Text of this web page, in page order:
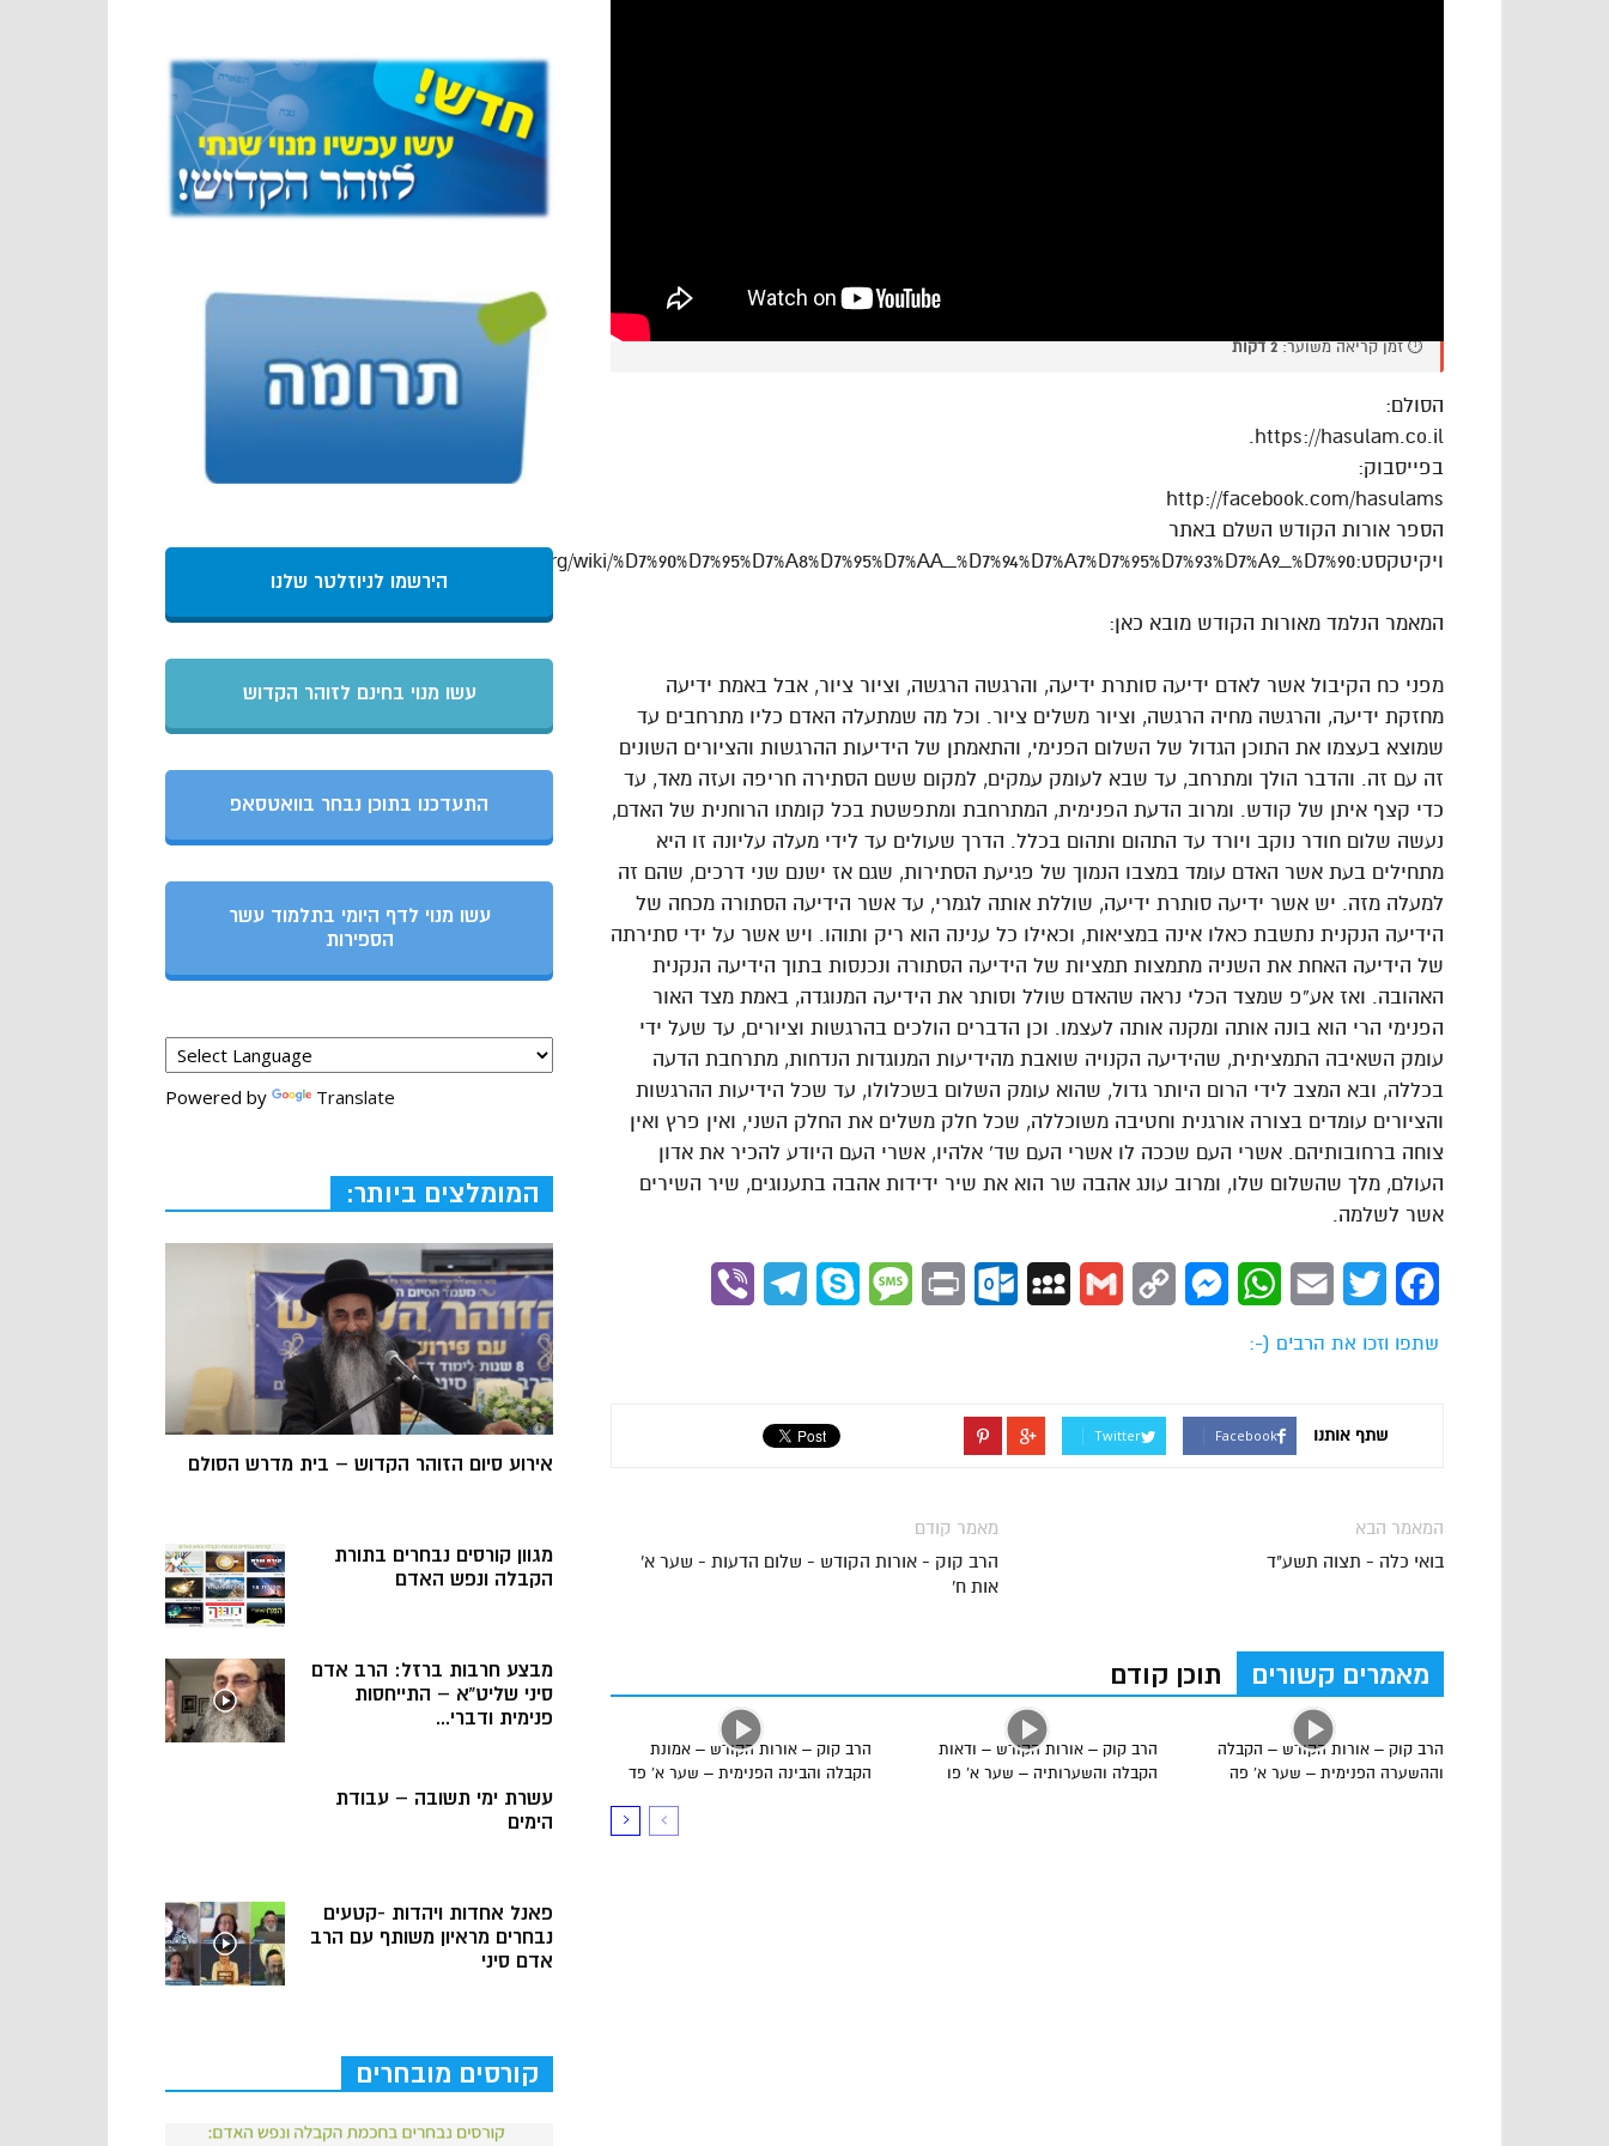
⏱️ זמן קריאה משוער:2 דקות
הסולם:
https://hasulam.co.il.
בפייסבוק:
http://facebook.com/hasulams
הספר אורות הקודש השלם באתר
ויקיטקסט:http://he.wikisource.org/wiki/%D7%90%D7%95%D7%A8%D7%95%D7%AA_%D7%94%D7%A7%D7%95%D7%93%D7%A9_%D7%90
המאמר הנלמד מאורות הקודש מובא כאן:
מפני כח הקיבול אשר לאדם ידיעה סותרת ידיעה, והרגשה הרגשה, וציור ציור, אבל באמת ידיעה
מחזקת ידיעה, והרגשה מחיה הרגשה, וציור משלים ציור. וכל מה שמתעלה האדם כליו מתרחבים עד
שמוצא בעצמו את התוכן הגדול של השלום הפנימי, והתאמתן של הידיעות ההרגשות והציורים השונים
זה עם זה. והדבר הולך ומתרחב, עד שבא לעומק עמקים, למקום ששם הסתירה חריפה ועזה מאד, עד
כדי קצף איתן של קודש. ומרוב הדעת הפנימית, המתרחבת ומתפשטת בכל קומתו הרוחנית של האדם,
נעשה שלום חודר נוקב ויורד עד התהום ותהום בכלל. הדרך שעולים עד לידי מעלה עליונה זו היא
מתחילים בעת אשר האדם עומד במצבו הנמוך של פגיעת הסתירות, שגם אז ישנם שני דרכים, שהם זה
למעלה מזה. יש אשר ידיעה סותרת ידיעה, שוללת אותה לגמרי, עד אשר הידיעה הסתורה מכחה של
הידיעה הנקנית נתשבת כאלו אינה במציאות, וכאילו כל ענינה הוא ריק ותוהו. ויש אשר על ידי סתירתה
של הידיעה האחת את השניה מתמצות תמציות של הידיעה הסתורה ונכנסות בתוך הידיעה הנקנית
האהובה. ואז אע”פ שמצד הכלי נראה שהאדם שולל וסותר את הידיעה המנוגדה, באמת מצד האור
הפנימי הרי הוא בונה אותה ומקנה אותה לעצמו. וכן הדברים הולכים בהרגשות וציורים, עד שעל ידי
עומק השאיבה התמציתית, שהידיעה הקנויה שואבת מהידיעות המנוגדות הנדחות, מתרחבת הדעה
בכללה, ובא המצב לידי הרום היותר גדול, שהוא עומק השלום בשכלולו, עד שכל הידיעות ההרגשות
והציורים עומדים בצורה אורגנית וחטיבה משוכללה, שכל חלק משלים את החלק השני, ואין פרץ ואין
צוחה ברחובותיהם. אשרי העם שככה לו אשרי העם שד’ אלהיו, אשרי העם היודע להכיר את אדון
העולם, מלך שהשלום שלו, ומרוב עונג אהבה שר הוא את שיר ידידות אהבה בתענוגים, שיר השירים
אשר לשלמה.
Facebook
Twitter
Email
WhatsApp
Messenger
Copy
Gmail
MySpace
Outlook.com
Print
Message
Skype
Telegram
שתפו וזכו את הרבים (-:
שתף אותנו Facebook
Twitter
מאמר קודם
הרב קוק - אורות הקודש - שלום הדעות - שער א'
אות ח'
המאמר הבא
בואי כלה - תצוה תשע"ד
מאמרים קשורים תוכן קודם
הרב קוק – אורות הקודש – אמונת
הקבלה והבינה הפנימית – שער א’ פד
הרב קוק – אורות הקודש – ודאות
הקבלה והשערותיה – שער א’ פו
הרב קוק – אורות הקודש – הקבלה
וההשערה הפנימית – שער א’ פה
הירשמו לניוזלטר שלנו
עשו מנוי בחינם לזוהר הקדוש
התעדכנו בתוכן נבחר בוואטסאפ
עשו מנוי לדף היומי בתלמוד עשר
הספירות
Powered by Translate
המומלצים ביותר:
אירוע סיום הזוהר הקדוש – בית מדרש הסולם
מגוון קורסים נבחרים בתורת
הקבלה ונפש האדם
מבצע חרבות ברזל: הרב אדם
סיני שליט”א – התייחסות
פנימית ודברי...
עשרת ימי תשובה – עבודת
הימים
פאנל אחדות ויהדות -קטעים
נבחרים מראיון משותף עם הרב
אדם סיני
קורסים מובחרים